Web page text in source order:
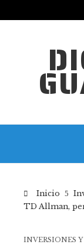
Inicio
TD Allman,
INVERSIONES